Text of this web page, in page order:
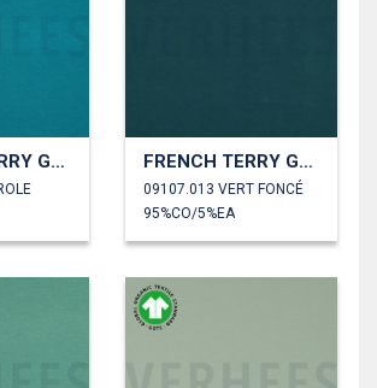
FRENCH TERRY GOTS FRENCH TERRY GOTS
09107.013 VERT FONCÉ
95%CO/5%EA